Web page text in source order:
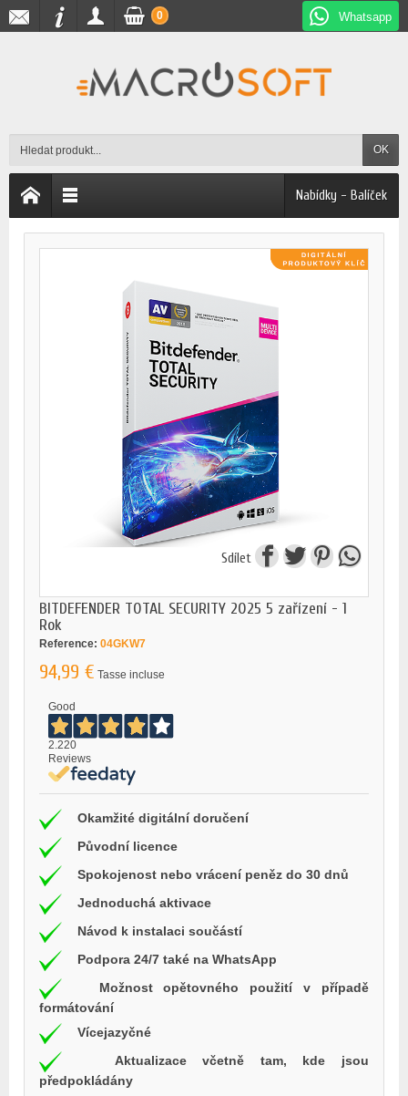
Whatsapp
OK
0
Nabídky - Balíček
Sdílet
BITDEFENDER TOTAL SECURITY 2025 5 zařízení - 1
Rok
Reference: 04GKW7
94,99 € Tasse incluse
Good
2.220
Reviews
Okamžité digitální doručení
Původní licence
Spokojenost nebo vrácení peněz do 30 dnů
Jednoduchá aktivace
Návod k instalaci součástí
Podpora 24/7 také na WhatsApp
Možnost opětovného použití v případě
formátování
Vícejazyčné
Aktualizace včetně tam, kde jsou
předpokládány